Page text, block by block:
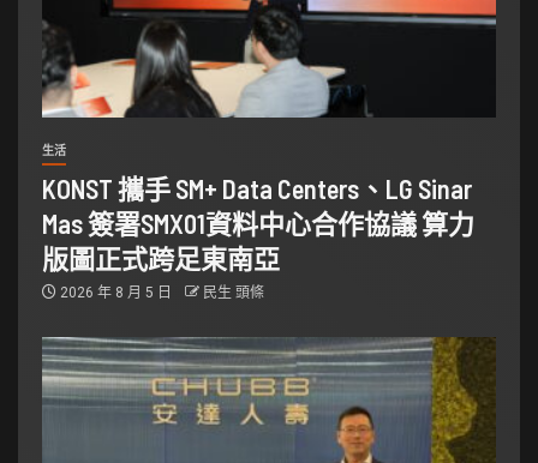
生活
KONST 攜手 SM+ Data Centers、LG Sinar
Mas 簽署SMX01資料中心合作協議 算力
版圖正式跨足東南亞
2026 年 8 月 5 日 民生 頭條